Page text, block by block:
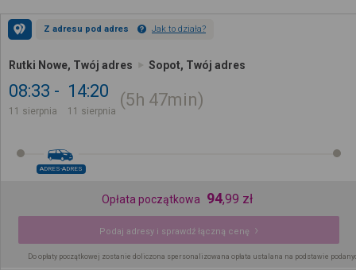
Z adresu pod adres Jak to działa?
Rutki Nowe, Twój adres Sopot, Twój adres
08:33
11 sierpnia
14:20
11 sierpnia
5h 47min
ADRES-ADRES
Opłata początkowa 94,99 zł
Podaj adresy i sprawdź łączną cenę
Do opłaty początkowej zostanie doliczona spersonalizowana opłata ustalana na podstawie